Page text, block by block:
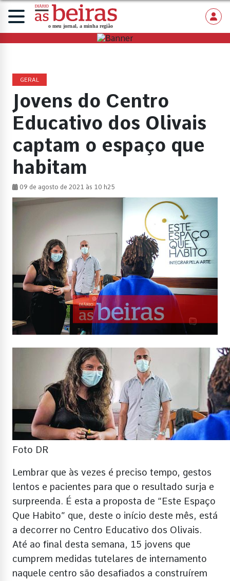
GERAL
Jovens do Centro
Educativo dos Olivais
captam o espaço que
habitam
09 de agosto de 2021 às 10 h25
Foto DR
Lembrar que às vezes é preciso tempo, gestos
lentos e pacientes para que o resultado surja e
surpreenda. É esta a proposta de “Este Espaço
Que Habito” que, deste o início deste mês, está
a decorrer no Centro Educativo dos Olivais.
Até ao final desta semana, 15 jovens que
cumprem medidas tutelares de internamento
naquele centro são desafiados a construírem